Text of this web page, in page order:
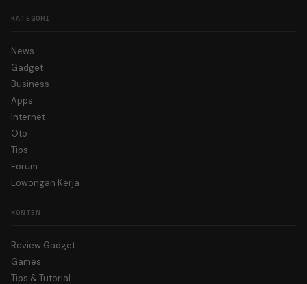
KATEGORI
News
Gadget
Business
Apps
Internet
Oto
Tips
Forum
Lowongan Kerja
KONTEN
Review Gadget
Games
Tips & Tutorial